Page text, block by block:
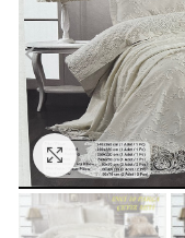
Click to enlarge